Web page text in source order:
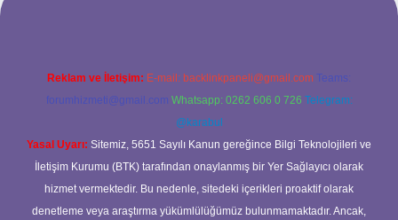
Reklam ve İletişim: E-mail: backlinkpaneli@gmail.com Teams:
forumhizmeti@gmail.com Whatsapp: 0262 606 0 726 Telegram:
@karabul
Yasal Uyarı: Sitemiz, 5651 Sayılı Kanun gereğince Bilgi Teknolojileri ve
İletişim Kurumu (BTK) tarafından onaylanmış bir Yer Sağlayıcı olarak
hizmet vermektedir. Bu nedenle, sitedeki içerikleri proaktif olarak
denetleme veya araştırma yükümlülüğümüz bulunmamaktadır. Ancak,